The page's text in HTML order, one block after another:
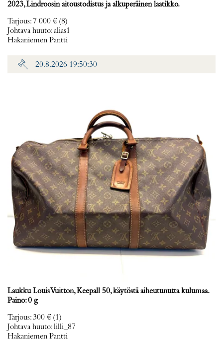
2023, Lindroosin aitoustodistus ja alkuperäinen laatikko.
Tarjous:7 000 € (8)
Johtava huuto:alias1
Hakaniemen Pantti
20.8.2026 19:50:30
Laukku Louis Vuitton, Keepall 50, käytöstä aiheutunutta kulumaa.
Paino: 0 g
Tarjous:300 € (1)
Johtava huuto:lilli_87
Hakaniemen Pantti